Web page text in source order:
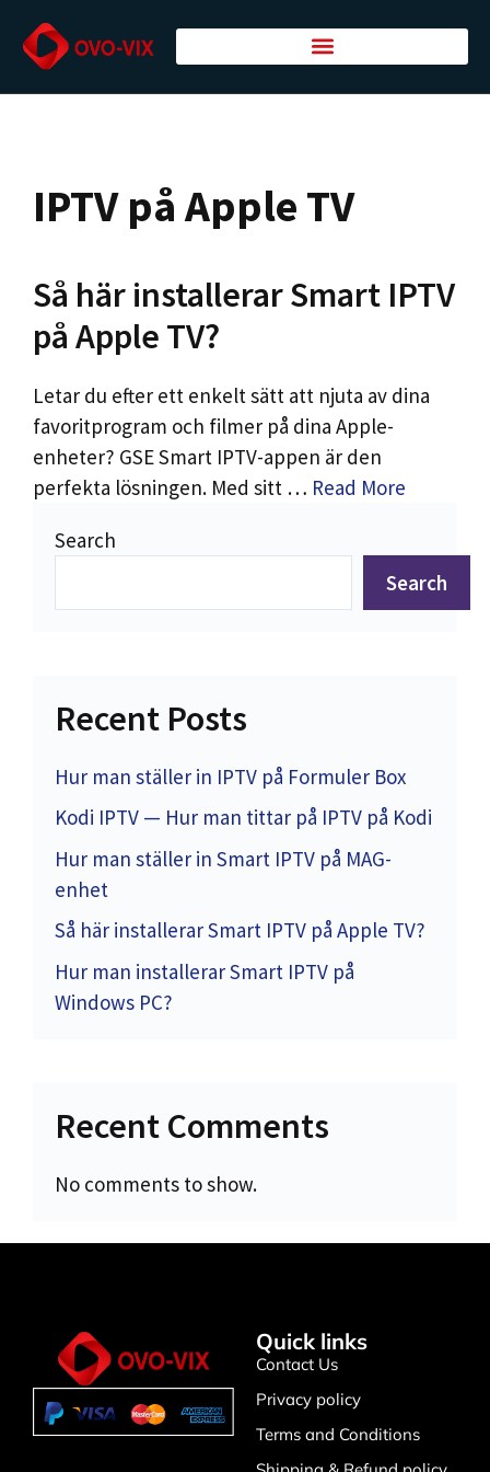
IPTV på Apple TV
Så här installerar Smart IPTV
på Apple TV?
Letar du efter ett enkelt sätt att njuta av dina
favoritprogram och filmer på dina Apple-
enheter? GSE Smart IPTV-appen är den
perfekta lösningen. Med sitt … Read More
Search
Search
Recent Posts
Hur man ställer in IPTV på Formuler Box
Kodi IPTV — Hur man tittar på IPTV på Kodi
Hur man ställer in Smart IPTV på MAG-
enhet
Så här installerar Smart IPTV på Apple TV?
Hur man installerar Smart IPTV på
Windows PC?
Recent Comments
No comments to show.
Quick links
Contact Us
Privacy policy
Terms and Conditions